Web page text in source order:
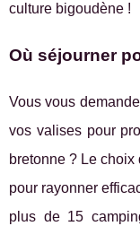
culture bigoudène !
Où séjourner
Vous vous
vos valises pour
bretonne ? Le
pour rayonner
plus de 15